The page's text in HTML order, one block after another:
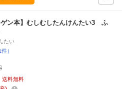
ゲン本】むしむしたんけんたい3 ふ
たい
件）
送料無料